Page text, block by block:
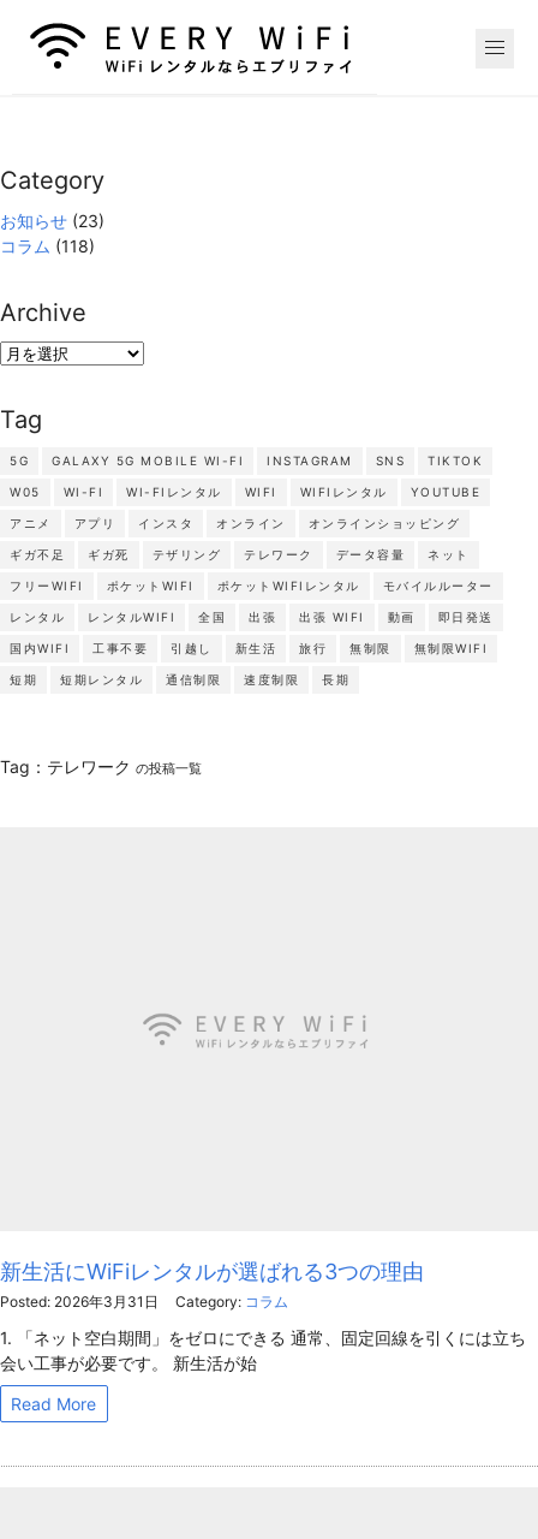
Category
お知らせ (23)
コラム (118)
Archive
Archive
Tag
5G GALAXY 5G MOBILE WI-FI INSTAGRAM SNS TIKTOK
W05 WI-FI WI-FIレンタル WIFI WIFIレンタル YOUTUBE
アニメ アプリ インスタ オンライン オンラインショッピング
ギガ不足 ギガ死 テザリング テレワーク データ容量 ネット
フリーWIFI ポケットWIFI ポケットWIFIレンタル モバイルルーター
レンタル レンタルWIFI 全国 出張 出張 WIFI 動画 即日発送
国内WIFI 工事不要 引越し 新生活 旅行 無制限 無制限WIFI
短期 短期レンタル 通信制限 速度制限 長期
Tag：テレワーク の投稿一覧
新生活にWiFiレンタルが選ばれる3つの理由
Posted: 2026年3月31日 Category: コラム
1. 「ネット空白期間」をゼロにできる 通常、固定回線を引くには立ち
会い工事が必要です。 新生活が始
Read More